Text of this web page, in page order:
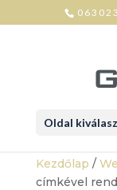
Oldal
Kezdőlap /
címkével